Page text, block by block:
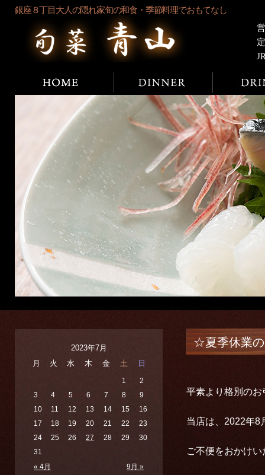
銀座８丁目大人の隠れ家旬の和食・季節料理でおもてなし
ホーム ディナー
☆夏季休業
平素より格別の
当店は、2022年8
ご不便をおかけ
2023年7月
月
火 水 木 金 土 日
« 4月 9月 »
1
2
3
4 5 6 7 8
9
10
11 12 13 14 15
16
17
18 19 20 21 22
23
24
25 26 27 28 29
30
31